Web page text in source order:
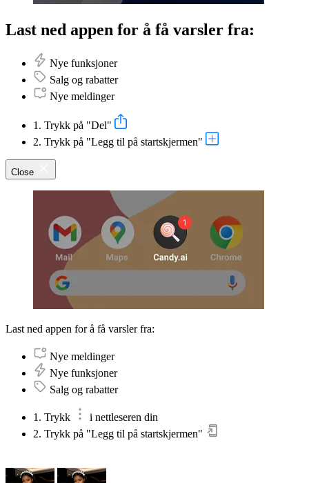
Last ned appen for å få varsler fra:
Nye funksjoner
Salg og rabatter
Nye meldinger
1. Trykk på "Del"
2. Trykk på "Legg til på startskjermen"
Close
Last ned appen for å få varsler fra:
Nye meldinger
Nye funksjoner
Salg og rabatter
1. Trykk
i nettleseren din
2. Trykk på "Legg til på startskjermen"